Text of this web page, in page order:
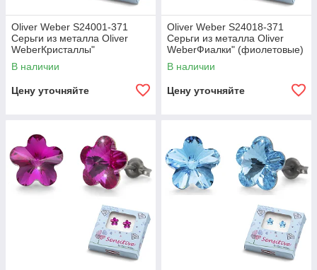
Oliver Weber S24001-371
Серьги из металла Oliver
WeberКристаллы"
(фиолетовые)
В наличии
Цену уточняйте
Oliver Weber S24018-371
Серьги из металла Oliver
WeberФиалки" (фиолетовые)
В наличии
Цену уточняйте